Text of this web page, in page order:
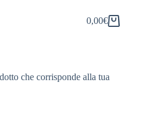
Carrello
0,00€
che corrisponde alla tua